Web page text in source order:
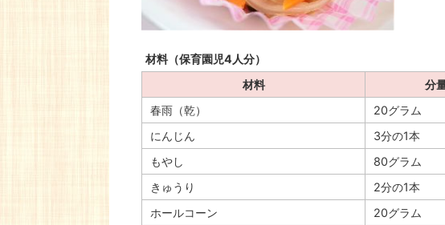
材料（保育園児4人分）
材料
分
春雨（乾）
20グラム
にんじん
3分の1本
もやし
80グラム
きゅうり
2分の1本
ホールコーン
20グラム